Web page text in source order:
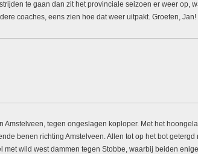
te gaan dan zit het provinciale seizoen er weer op,
coaches, eens zien hoe dat weer uitpakt. Groeten, Jan!
tegen ongeslagen koploper. Met het
benen richting Amstelveen. Allen tot op het bot
wild west dammen tegen Stobbe, waarbij beiden